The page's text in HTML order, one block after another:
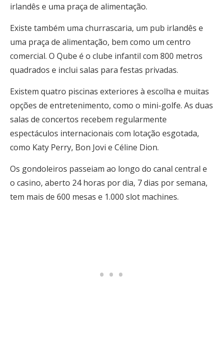
irlandês e uma praça de alimentação.
Existe também uma churrascaria, um pub irlandês e
uma praça de alimentação, bem como um centro
comercial. O Qube é o clube infantil com 800 metros
quadrados e inclui salas para festas privadas.
Existem quatro piscinas exteriores à escolha e muitas
opções de entretenimento, como o mini-golfe. As duas
salas de concertos recebem regularmente
espectáculos internacionais com lotação esgotada,
como Katy Perry, Bon Jovi e Céline Dion.
Os gondoleiros passeiam ao longo do canal central e
o casino, aberto 24 horas por dia, 7 dias por semana,
tem mais de 600 mesas e 1.000 slot machines.